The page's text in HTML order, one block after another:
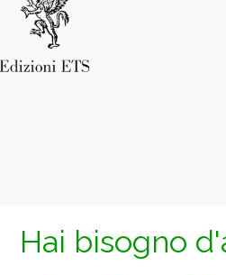
Hai bisogno